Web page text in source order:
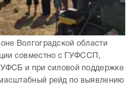
Волгоградской области
совместно с ГУФССП,
и при силовой поддержке
рейд по выявлению